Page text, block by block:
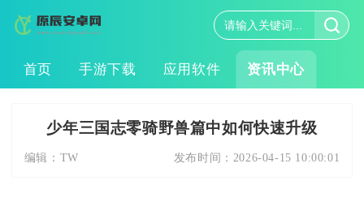
首页 手游下载 应用软件 资讯中心
少年三国志零骑野兽篇中如何快速升级
编辑： TW 发布时间： 2026-04-15 10:00:01